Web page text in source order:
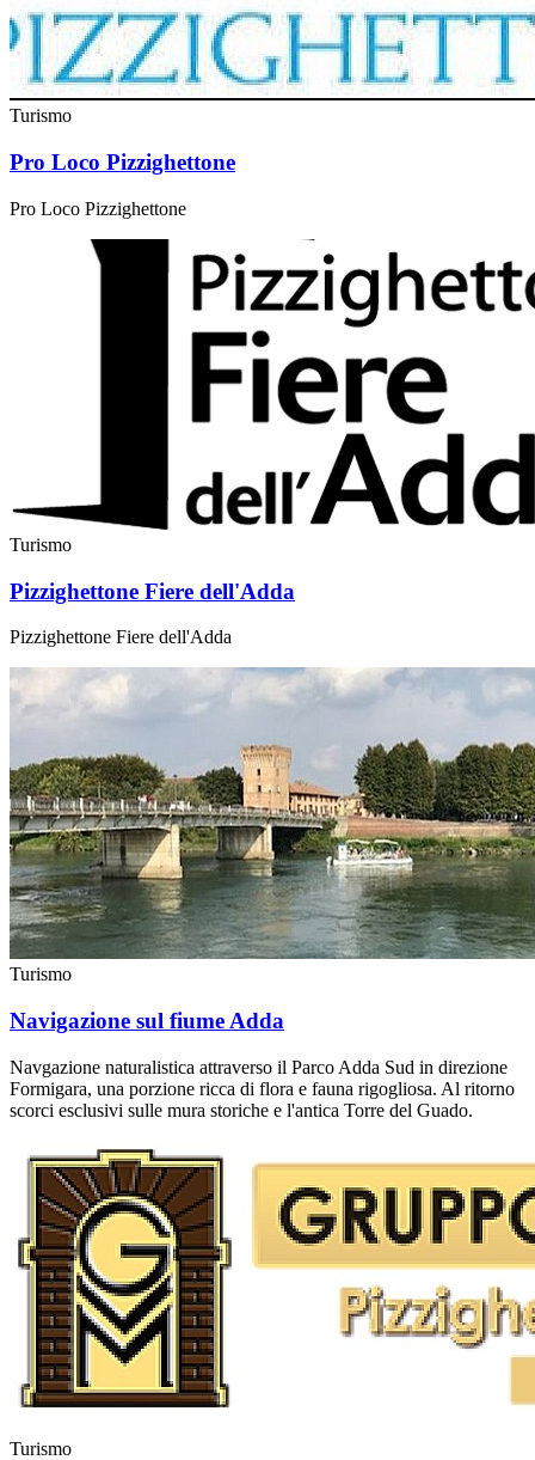
Turismo
Pro Loco Pizzighettone
Pro Loco Pizzighettone
Turismo
Pizzighettone Fiere dell'Adda
Pizzighettone Fiere dell'Adda
Turismo
Navigazione sul fiume Adda
Navgazione naturalistica attraverso il Parco Adda Sud in direzione
Formigara, una porzione ricca di flora e fauna rigogliosa. Al ritorno
scorci esclusivi sulle mura storiche e l'antica Torre del Guado.
Turismo